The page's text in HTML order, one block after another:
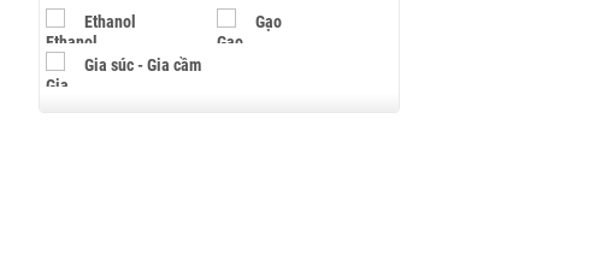
Ethanol Gạo
Gia súc - Gia cầm